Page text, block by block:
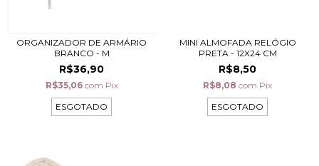
ORGANIZADOR DE ARMÁRIO
BRANCO - M
R$36,90
R$35,06 com Pix
ESGOTADO
MINI ALMOFADA RELÓGIO
PRETA - 12X24 CM
R$8,50
R$8,08 com Pix
ESGOTADO